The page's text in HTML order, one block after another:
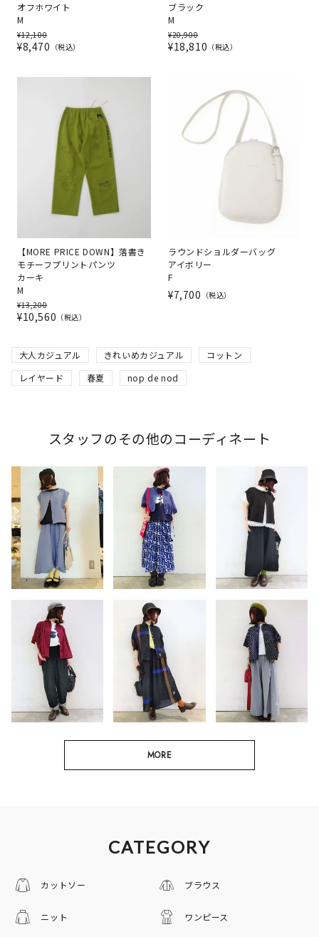
オフホワイト
M
¥12,100
¥8,470 税込
ブラック
M
¥20,900
¥18,810 税込
【MORE PRICE DOWN】落書き
モチーフプリントパンツ
カーキ
M
¥13,200
¥10,560 税込
ラウンドショルダーバッグ
アイボリー
F
¥7,700 税込
大人カジュアル きれいめカジュアル
コットン
レイヤード
春夏 nop de nod
スタッフのその他のコーディネート
MORE
CATEGORY
カットソー ブラウス
ニット ワンピース